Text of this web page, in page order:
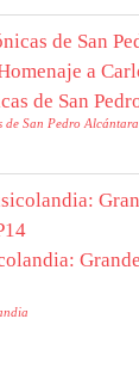
de San
de San Pedro Alcántara